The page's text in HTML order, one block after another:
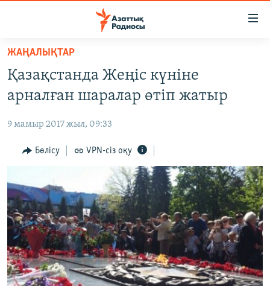
Skip
main
content
Skip
to
Navigation
Skip
to
Search
САЯСАТ
AZATTYQTV
ҚАҢТАР ОҚИҒАСЫ
АДАМ ҚҰҚЫҚТАРЫ
ӘЛЕМ
АРНАЙЫ ЖОБАЛАР
Русский
ЖАЗЫЛЫҢЫЗ
ЖАҢАЛЫҚТАР
Қазақстанда Жеңіс күніне
арналған шаралар өтіп жатыр
9 мамыр 2017 жыл, 09:33
Бөлісу VPN-сіз оқу